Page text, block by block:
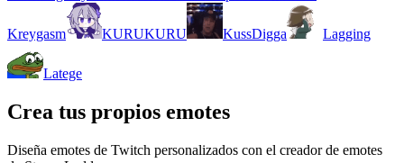
Kreygasm KURUKURU KussDigga Lagging
Latege
Crea tus propios emotes
Diseña emotes de Twitch personalizados con el creador de emotes